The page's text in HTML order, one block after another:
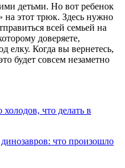
детьми. Но вот ребенок
на этот трюк. Здесь нужно
всей семьей на
доверяете,
елку. Когда вы вернетесь,
будет совсем незаметно
что делать в
что произошло